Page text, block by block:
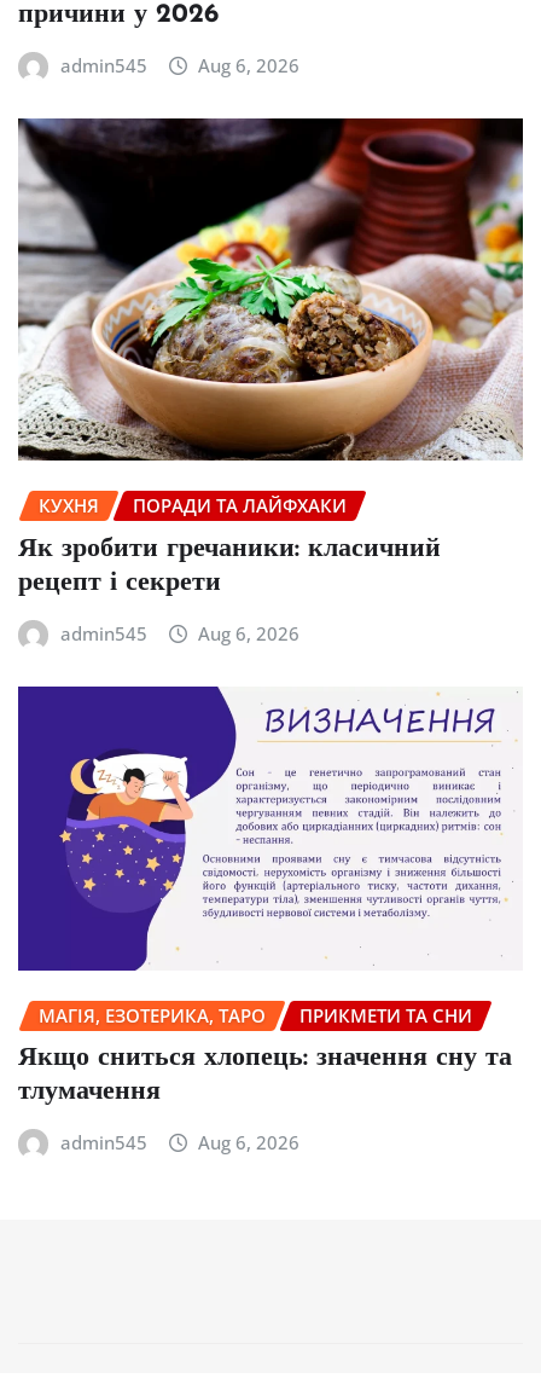
причини у 2026
admin545 Aug 6, 2026
КУХНЯ ПОРАДИ ТА ЛАЙФХАКИ
Як зробити гречаники: класичний
рецепт і секрети
admin545 Aug 6, 2026
МАГІЯ, ЕЗОТЕРИКА, ТАРО ПРИКМЕТИ ТА СНИ
Якщо сниться хлопець: значення сну та
тлумачення
admin545 Aug 6, 2026